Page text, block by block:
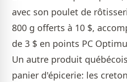
avec son poulet de
800 g offerts à 10 $,
de 3 $ en points PC
Un autre produit
panier d'épicerie: les